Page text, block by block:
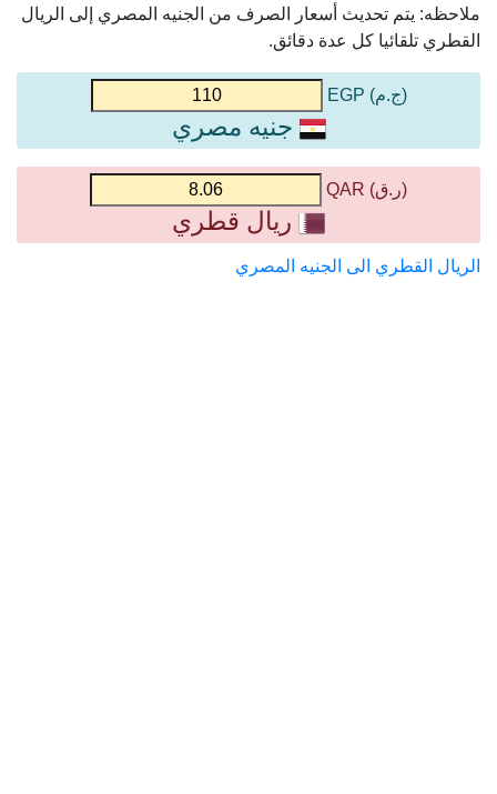
ملاحظه: يتم تحديث أسعار الصرف من الجنيه المصري إلى الريال
القطري تلقائيا كل عدة دقائق.
(ج.م) EGP
جنيه مصري
(ر.ق) QAR
ريال قطري
الريال القطري الى الجنيه المصري